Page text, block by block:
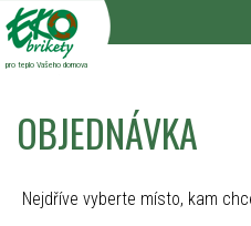
pro teplo Vašeho domova
OBJEDNÁVKA
Nejdříve vyberte místo, kam